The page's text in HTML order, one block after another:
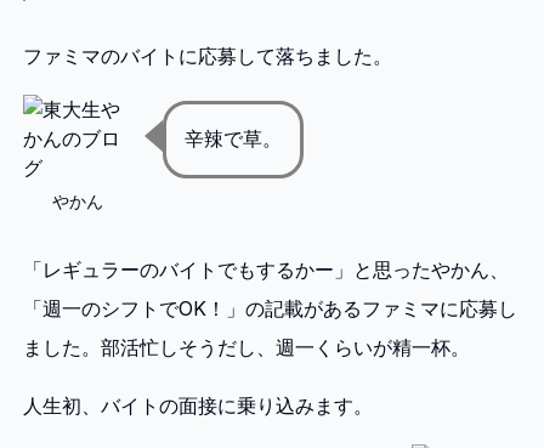
ファミマのバイトに応募して落ちました。
やかん
辛辣で草。
「レギュラーのバイトでもするかー」と思ったやかん、
「週一のシフトでOK！」の記載があるファミマに応募し
ました。部活忙しそうだし、週一くらいが精一杯。
人生初、バイトの面接に乗り込みます。